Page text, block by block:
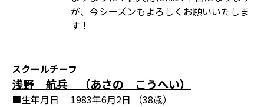
が、今シーズンもよろしくお願いいたしま
す！
スクールチーフ
浅野 航兵 （あさの こうへい）
■生年月日
1983年6月2日 （38歳）